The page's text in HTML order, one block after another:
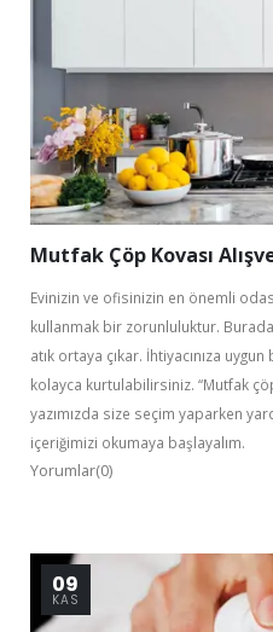
Mutfak Çöp Kovası
Evinizin ve ofisinizin en önemli
kullanmak bir zorunluluktur.
atık ortaya çıkar. İhtiyacınıza
kolayca kurtulabilirsiniz. “Mutfak
yazımızda size seçim yaparken
içeriğimizi okumaya başlayalım.
Yorumlar(0)
09
KAS